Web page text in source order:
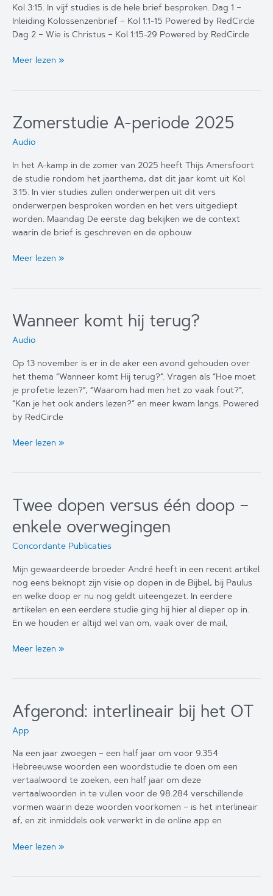
Kol 3:15. In vijf studies is de hele brief besproken. Dag 1 –
Inleiding Kolossenzenbrief – Kol 1:1-15 Powered by RedCircle
Dag 2 – Wie is Christus – Kol 1:15-29 Powered by RedCircle
Zomerstudie
Meer lezen »
Zomerstudie A-periode 2025
Audio
In het A-kamp in de zomer van 2025 heeft Thijs Amersfoort
de studie rondom het jaarthema, dat dit jaar komt uit Kol
3:15. In vier studies zullen onderwerpen uit dit vers
onderwerpen besproken worden en het vers uitgediept
worden. Maandag De eerste dag bekijken we de context
waarin de brief is geschreven en de opbouw
Zomerstudie
Meer lezen »
Wanneer komt hij terug?
Audio
Op 13 november is er in de aker een avond gehouden over
het thema “Wanneer komt Hij terug?”. Vragen als “Hoe moet
je profetie lezen?”, “Waarom had men het zo vaak fout?”,
“Kan je het ook anders lezen?” en meer kwam langs. Powered
by RedCircle
Wanneer
Meer lezen »
Twee dopen versus één doop –
enkele overwegingen
Concordante Publicaties
Mijn gewaardeerde broeder André heeft in een recent artikel
nog eens beknopt zijn visie op dopen in de Bijbel, bij Paulus
en welke doop er nu nog geldt uiteengezet. In eerdere
artikelen en een eerdere studie ging hij hier al dieper op in.
En we houden er altijd wel van om, vaak over de mail,
Twee
doop
–
enkele
Meer lezen »
Afgerond: interlineair bij het OT
App
Na een jaar zwoegen – een half jaar om voor 9.354
Hebreeuwse woorden een woordstudie te doen om een
vertaalwoord te zoeken, een half jaar om deze
vertaalwoorden in te vullen voor de 98.284 verschillende
vormen waarin deze woorden voorkomen – is het interlineair
af, en zit inmiddels ook verwerkt in de online app en
Afgerond:
Meer lezen »